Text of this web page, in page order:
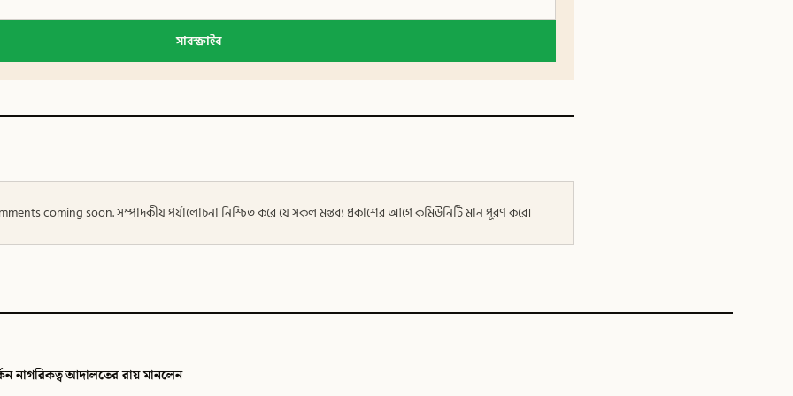
সাবস্ক্রাইব
coming soon. সম্পাদকীয় পর্যালোচনা নিশ্চিত করে যে সকল মন্তব্য প্রকাশের আগে কমিউনিটি মান পূরণ করে।
আদালতের রায় মানলেন